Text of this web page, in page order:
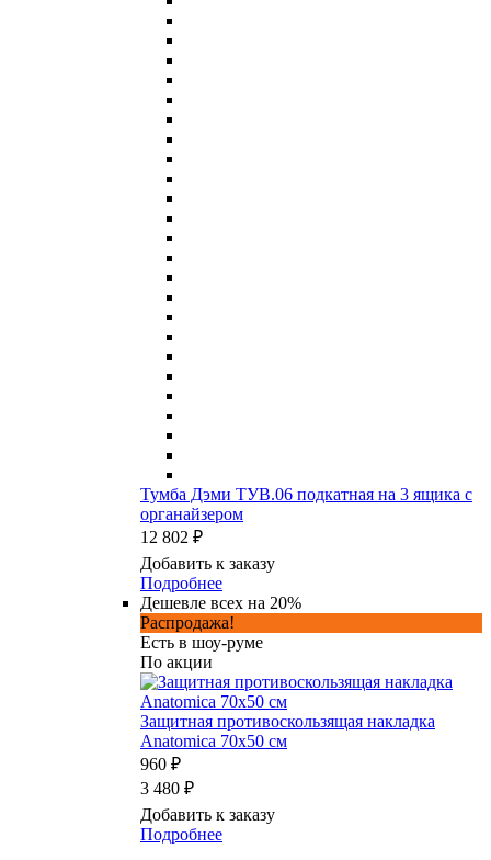
Тумба Дэми ТУВ.06 подкатная на 3 ящика с
органайзером
12 802 ₽
Добавить к заказу
Подробнее
Дешевле всех на 20%
Распродажа!
Есть в шоу-руме
По акции
Защитная противоскользящая накладка
Anatomica 70х50 см
960 ₽
3 480 ₽
Добавить к заказу
Подробнее